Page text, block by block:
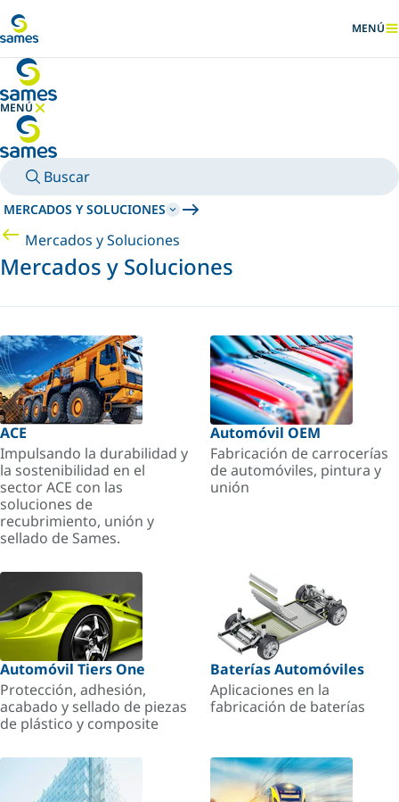
MENÚ
MENÚ
OCULTAR MENÚ
Buscar
MERCADOS Y SOLUCIONES
Mercados y Soluciones
Mercados y Soluciones
ACE
Impulsando la durabilidad y
la sostenibilidad en el
sector ACE con las
soluciones de
recubrimiento, unión y
sellado de Sames.
Automóvil OEM
Fabricación de carrocerías
de automóviles, pintura y
unión
Automóvil Tiers One
Protección, adhesión,
acabado y sellado de piezas
de plástico y composite
Baterías Automóviles
Aplicaciones en la
fabricación de baterías